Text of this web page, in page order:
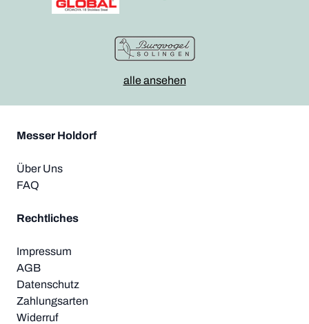
alle ansehen
Messer Holdorf
Über Uns
FAQ
Rechtliches
Impressum
AGB
Datenschutz
Zahlungsarten
Widerruf